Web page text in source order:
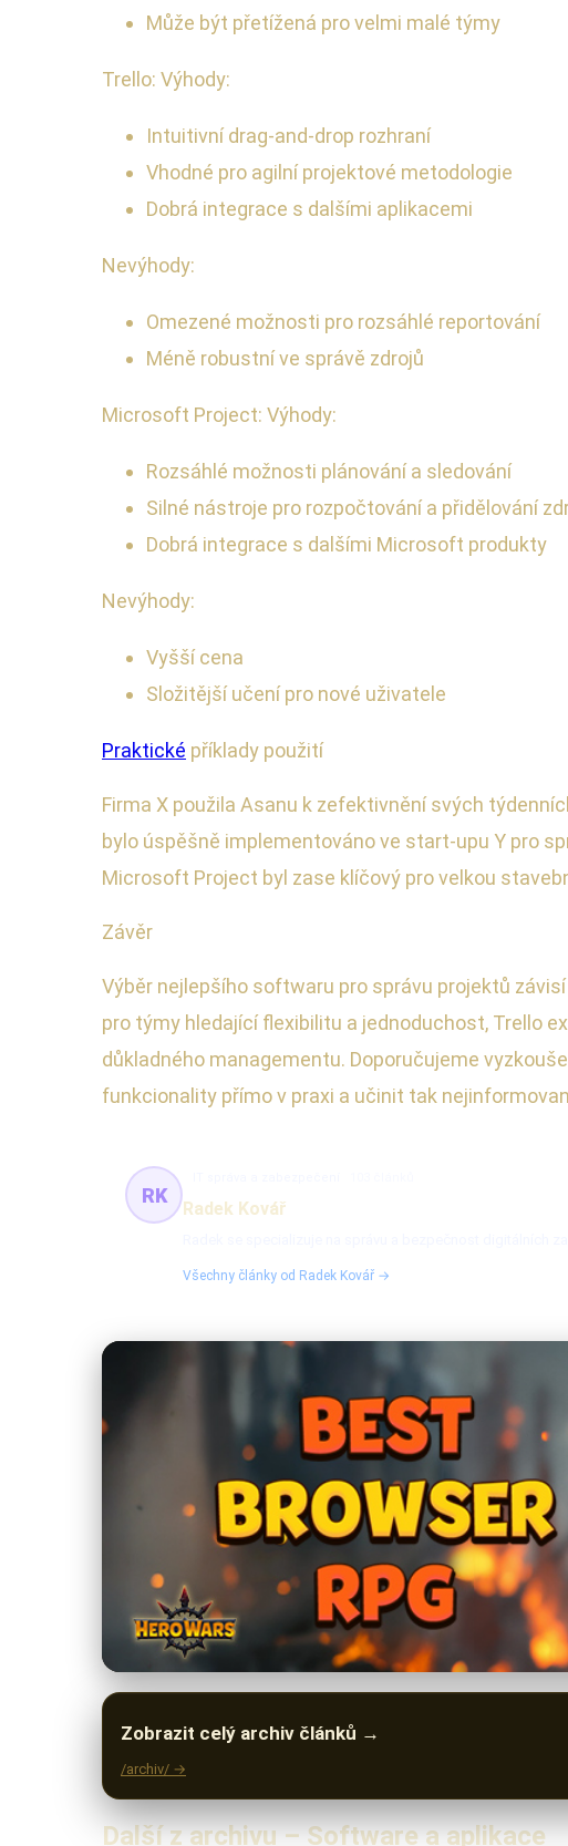
Může být přetížená pro velmi malé týmy
Trello: Výhody:
Intuitivní drag-and-drop rozhraní
Vhodné pro agilní projektové metodologie
Dobrá integrace s dalšími aplikacemi
Nevýhody:
Omezené možnosti pro rozsáhlé reportování
Méně robustní ve správě zdrojů
Microsoft Project: Výhody:
Rozsáhlé možnosti plánování a sledování
Silné nástroje pro rozpočtování a přidělování
Dobrá integrace s dalšími Microsoft produkty
Nevýhody:
Vyšší cena
Složitější učení pro nové uživatele
Praktické příklady použití
Firma X použila Asanu k zefektivnění svých
bylo úspěšně implementováno ve start-upu Y pro
Microsoft Project byl zase klíčový pro velkou
Závěr
Výběr nejlepšího softwaru pro správu projektů
pro týmy hledající flexibilitu a jednoduchost, Trello
důkladného managementu. Doporučujeme
funkcionality přímo v praxi a učinit tak
RK
Radek Kovář
Všechny články od Radek Kovář →
Zobrazit celý archiv článků →
/archiv/ →
Další z archivu – Software a aplikace